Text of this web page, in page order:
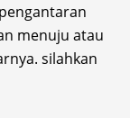
menuju atau
silahkan